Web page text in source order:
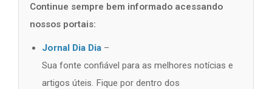
Continue sempre bem informado acessando
nossos portais:
Jornal Dia Dia –
Sua fonte confiável para as melhores notícias e
artigos úteis. Fique por dentro dos